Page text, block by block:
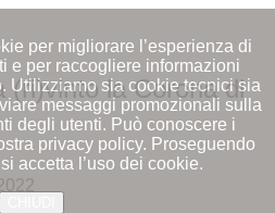
per migliorare l’esperienza di
e per raccogliere informazioni
Utilizziamo sia cookie tecnici sia
messaggi promozionali sulla
degli utenti. Può conoscere i
privacy policy. Proseguendo
accetta l’uso dei cookie.
(ri)vinto la Corona di